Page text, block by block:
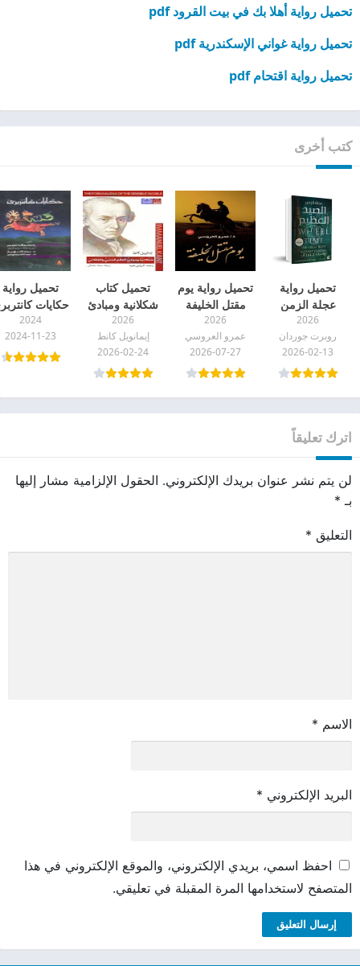
تحميل رواية أهلا بك في بيت القرود pdf
تحميل رواية غواني الإسكندرية pdf
تحميل رواية اقتحام pdf
كتب أخرى
تحميل رواية
عجلة الزمن
(الصيد العظيم)
pdf
2026
روبرت جوردان
2026-02-13
تحميل رواية يوم
مقتل الخليفة
pdf
2026
عمرو العروسي
2026-07-27
تحميل كتاب
شكلانية ومبادئ
العالم الحسي
والعقلاني pdf
2026
إيمانويل كانط
2026-02-24
تحميل رواية
حكايات
pdf
2024
2024-11-23
اترك تعليقاً
لن يتم نشر عنوان بريدك الإلكتروني. الحقول الإلزامية مشار إليها
بـ *
التعليق *
الاسم *
البريد الإلكتروني *
احفظ اسمي، بريدي الإلكتروني، والموقع الإلكتروني في هذا
المتصفح لاستخدامها المرة المقبلة في تعليقي.